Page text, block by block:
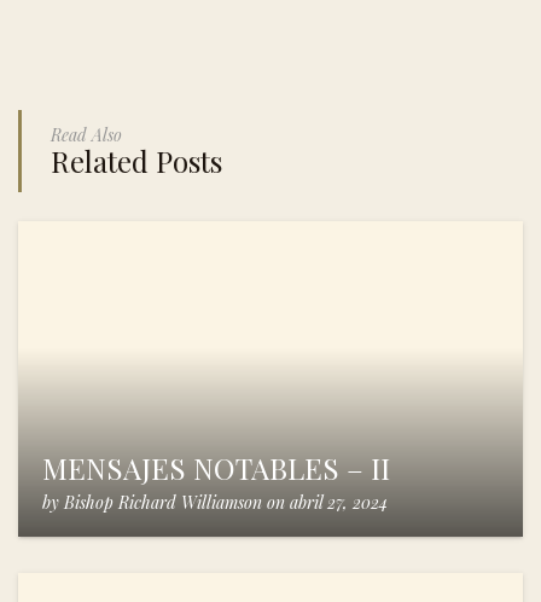
Read Also
Related Posts
MENSAJES NOTABLES – II
by Bishop Richard Williamson on abril 27, 2024